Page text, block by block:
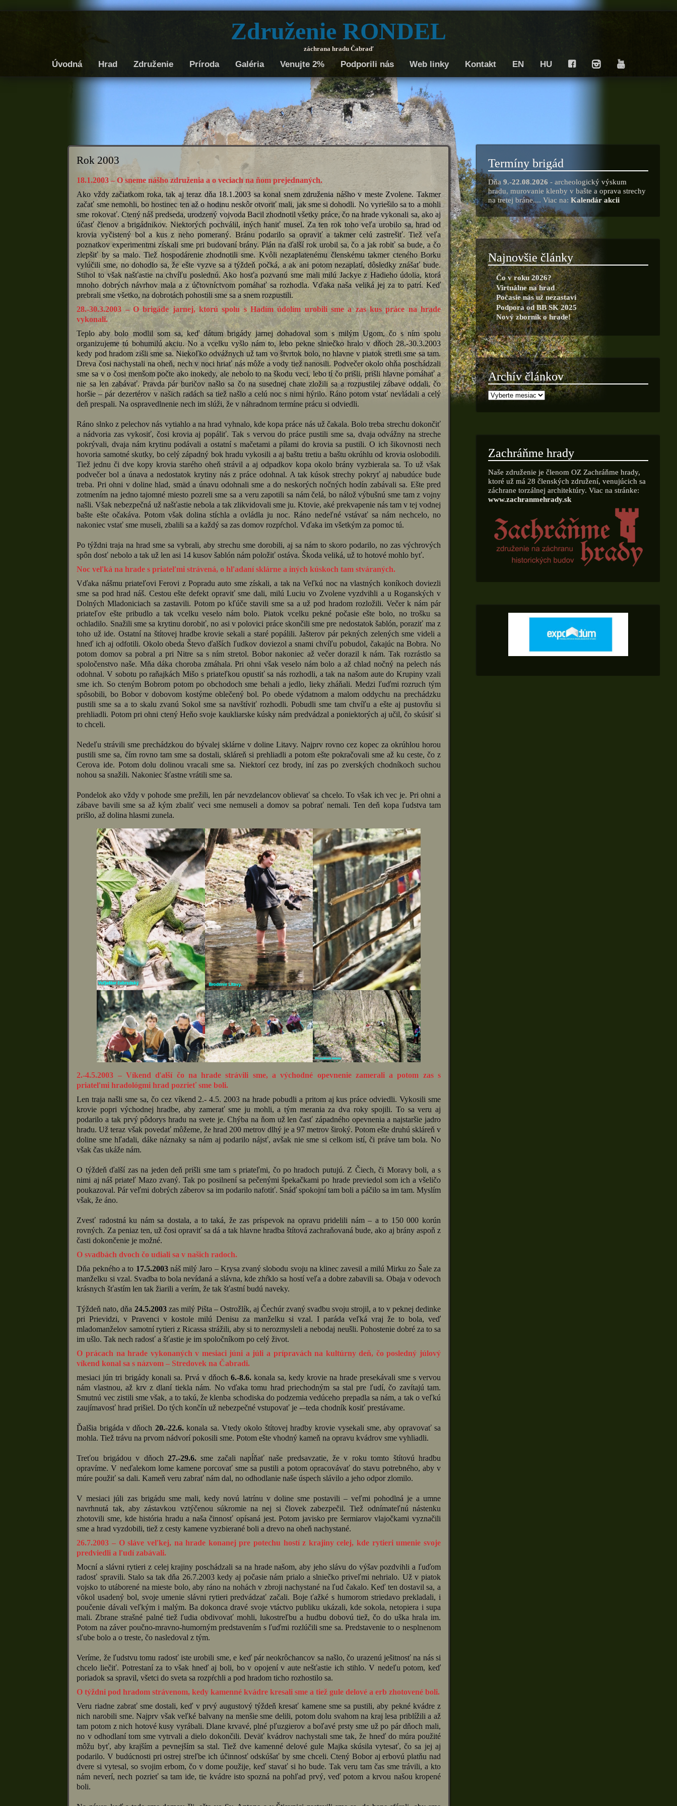
Združenie RONDEL
záchrana hradu Čabraď
Úvodná Hrad Združenie Príroda Galéria Venujte 2% Podporili nás Web linky Kontakt EN HU F I Y
Rok 2003
18.1.2003 – O sneme nášho združenia a o veciach na ňom prejednaných.
Ako vždy začiatkom roka, tak aj teraz dňa 18.1.2003 sa konal snem združenia nášho v meste Zvolene. Takmer
začať sme nemohli, bo hostinec ten až o hodinu neskôr otvoriť mali, jak sme si dohodli. No vyriešilo sa to a mohli
sme rokovať. Ctený náš predseda, urodzený vojvoda Bacil zhodnotil všetky práce, čo na hrade vykonali sa, ako aj
účasť členov a brigádnikov. Niektorých pochválil, iných haniť musel. Za ten rok toho veľa urobilo sa, hrad od
krovia vyčistený bol a kus z neho pomeraný. Bránu podarilo sa opraviť a takmer celú zastrešiť. Tiež veľa
poznatkov experimentmi získali sme pri budovaní brány. Plán na ďalší rok urobil sa, čo a jak robiť sa bude, a čo
zlepšiť by sa malo. Tiež hospodárenie zhodnotili sme. Kvôli nezaplatenému členskému takmer cteného Borku
vylúčili sme, no dohodlo sa, že ešte vyzve sa a týždeň počká, a ak ani potom nezaplatí, dôsledky znášať bude.
Stihol to však našťastie na chvíľu poslednú. Ako hosťa pozvanú sme mali milú Jackye z Hadieho údolia, ktorá
mnoho dobrých návrhov mala a z účtovníctvom pomáhať sa rozhodla. Vďaka naša veliká jej za to patrí. Keď
prebrali sme všetko, na dobrotách pohostili sme sa a snem rozpustili.
28.-30.3.2003 – O brigáde jarnej, ktorú spolu s Hadím údolím urobili sme a zas kus práce na hrade
vykonali.
Teplo aby bolo modlil som sa, keď dátum brigády jarnej dohadoval som s milým Ugom, čo s ním spolu
organizujeme tú bohumilú akciu. No a vcelku vyšlo nám to, lebo pekne slniečko hralo v dňoch 28.-30.3.2003
kedy pod hradom zišli sme sa. Niekoľko odvážnych už tam vo štvrtok bolo, no hlavne v piatok stretli sme sa tam.
Dreva čosi nachystali na oheň, nech v noci hriať nás môže a vody tiež nanosili. Podvečer okolo ohňa poschádzali
sme sa v o čosi menšom počte ako inokedy, ale nebolo to na škodu veci, lebo tí čo prišli, prišli hlavne pomáhať a
nie sa len zabávať. Pravda pár buričov našlo sa čo na susednej chate zložili sa a rozpustilej zábave oddali, čo
horšie – pár dezertérov v našich radách sa tiež našlo a celú noc s nimi hýrilo. Ráno potom vstať nevládali a celý
deň prespali. Na ospravedlnenie nech im slúži, že v náhradnom termíne prácu si odviedli.
Ráno slnko z pelechov nás vytiahlo a na hrad vyhnalo, kde kopa práce nás už čakala. Bolo treba strechu dokončiť
a nádvoria zas vykosiť, čosi krovia aj popáliť. Tak s vervou do práce pustili sme sa, dvaja odvážny na streche
pokrývali, dvaja nám krytinu podávali a ostatní s mačetami a pílami do krovia sa pustili. O ich šikovnosti nech
hovoria samotné skutky, bo celý západný bok hradu vykosili a aj baštu tretiu a baštu okrúhlu od krovia oslobodili.
Tiež jednu či dve kopy krovia starého oheň strávil a aj odpadkov kopa okolo brány vyzbierala sa. To už však
podvečer bol a únava a nedostatok krytiny nás z práce odohnal. A tak kúsok strechy pokryť aj nabudúce bude
treba. Pri ohni v doline hlad, smäd a únavu odohnali sme a do neskorých nočných hodín zabávali sa. Ešte pred
zotmením na jedno tajomné miesto pozreli sme sa a veru zapotili sa nám čelá, bo nálož výbušnú sme tam z vojny
našli. Však nebezpečná už našťastie nebola a tak zlikvidovali sme ju. Ktovie, aké prekvapenie nás tam v tej vodnej
bašte ešte očakáva. Potom však dolina stíchla a ovládla ju noc. Ráno nedeľné vstávať sa nám nechcelo, no
nakoniec vstať sme museli, zbalili sa a každý sa zas domov rozpŕchol. Vďaka im všetkým za pomoc tú.
Po týždni traja na hrad sme sa vybrali, aby strechu sme dorobili, aj sa nám to skoro podarilo, no zas výchrových
spôn dosť nebolo a tak už len asi 14 kusov šablón nám položiť ostáva. Škoda veliká, už to hotové mohlo byť.
Noc veľká na hrade s priateľmi strávená, o hľadaní sklárne a iných kúskoch tam stváraných.
Vďaka nášmu priateľovi Ferovi z Popradu auto sme získali, a tak na Veľkú noc na vlastných koníkoch doviezli
sme sa pod hrad náš. Cestou ešte defekt opraviť sme dali, milú Luciu vo Zvolene vyzdvihli a u Roganských v
Dolných Mladoniciach sa zastavili. Potom po kľúče stavili sme sa a už pod hradom rozložili. Večer k nám pár
priateľov ešte pribudlo a tak vcelku veselo nám bolo. Piatok vcelku pekné počasie ešte bolo, no trošku sa
ochladilo. Snažili sme sa krytinu dorobiť, no asi v polovici práce skončili sme pre nedostatok šablón, poraziť ma z
toho už ide. Ostatní na štítovej hradbe krovie sekali a staré popálili. Jašterov pár pekných zelených sme videli a
hneď ich aj odfotili. Okolo obeda Števo ďalších ľudkov doviezol a snami chvíľu pobudol, čakajúc na Bobra. No
potom domov sa pobral a pri Nitre sa s ním stretol. Bobor nakoniec až večer dorazil k nám. Tak rozrástlo sa
spoločenstvo naše. Mňa dáka choroba zmáhala. Pri ohni však veselo nám bolo a až chlad nočný na pelech nás
odohnal. V sobotu po raňajkách Mišo s priateľkou opustiť sa nás rozhodli, a tak na našom aute do Krupiny vzali
sme ich. So cteným Bobrom potom po obchodoch sme behali a jedlo, lieky zháňali. Medzi ľuďmi rozruch tým
spôsobili, bo Bobor v dobovom kostýme oblečený bol. Po obede výdatnom a malom oddychu na prechádzku
pustili sme sa a to skalu zvanú Sokol sme sa navštíviť rozhodli. Pobudli sme tam chvíľu a ešte aj pustovňu si
prehliadli. Potom pri ohni ctený Heňo svoje kaukliarske kúsky nám predvádzal a poniektorých aj učil, čo skúsiť si
to chceli.
Nedeľu strávili sme prechádzkou do bývalej sklárne v doline Litavy. Najprv rovno cez kopec za okrúhlou horou
pustili sme sa, čím rovno tam sme sa dostali, skláreň si prehliadli a potom ešte pokračovali sme až ku ceste, čo z
Cerova ide. Potom dolu dolinou vracali sme sa. Niektorí cez brody, iní zas po zverských chodníkoch suchou
nohou sa snažili. Nakoniec šťastne vrátili sme sa.
Pondelok ako vždy v pohode sme prežili, len pár nevzdelancov oblievať sa chcelo. To však ich vec je. Pri ohni a
zábave bavili sme sa až kým zbaliť veci sme nemuseli a domov sa pobrať nemali. Ten deň kopa ľudstva tam
prišlo, až dolina hlasmi zunela.
2.-4.5.2003 – Víkend ďalší čo na hrade strávili sme, a východné opevnenie zamerali a potom zas s
priateľmi hradológmi hrad pozrieť sme boli.
Len traja našli sme sa, čo cez víkend 2.- 4.5. 2003 na hrade pobudli a pritom aj kus práce odviedli. Vykosili sme
krovie popri východnej hradbe, aby zamerať sme ju mohli, a tým merania za dva roky spojili. To sa veru aj
podarilo a tak prvý pôdorys hradu na svete je. Chýba na ňom už len časť západného opevnenia a najstaršie jadro
hradu. Už teraz však povedať môžeme, že hrad 200 metrov dlhý je a 97 metrov široký. Potom ešte druhú skláreň v
doline sme hľadali, dáke náznaky sa nám aj podarilo nájsť, avšak nie sme si celkom istí, či práve tam bola. No
však čas ukáže nám.
O týždeň ďalší zas na jeden deň prišli sme tam s priateľmi, čo po hradoch putujú. Z Čiech, či Moravy boli, a s
nimi aj náš priateľ Mazo zvaný. Tak po posilnení sa pečenými špekačkami po hrade previedol som ich a všeličo
poukazoval. Pár veľmi dobrých záberov sa im podarilo nafotiť. Snáď spokojní tam boli a páčilo sa im tam. Myslím
však, že áno.
Zvesť radostná ku nám sa dostala, a to taká, že zas príspevok na opravu pridelili nám – a to 150 000 korún
rovných. Za peniaz ten, už čosi opraviť sa dá a tak hlavne hradba štítová zachraňovaná bude, ako aj brány aspoň z
časti dokončenie je možné.
O svadbách dvoch čo udiali sa v našich radoch.
Dňa pekného a to 17.5.2003 náš milý Jaro – Krysa zvaný slobodu svoju na klinec zavesil a milú Mirku zo Šale za
manželku si vzal. Svadba to bola nevídaná a slávna, kde zhŕklo sa hostí veľa a dobre zabavili sa. Obaja v odevoch
krásnych šťastím len tak žiarili a verím, že tak šťastní budú naveky.
Týždeň nato, dňa 24.5.2003 zas milý Pišta – Ostrožlík, aj Čechúr zvaný svadbu svoju strojil, a to v peknej dedinke
pri Prievidzi, v Pravenci v kostole milú Denisu za manželku si vzal. I paráda veľká vraj že to bola, veď
mladomanželov samotní rytieri z Ricassa strážili, aby si to nerozmysleli a nebodaj neušli. Pohostenie dobré za to sa
im ušlo. Tak nech radosť a šťastie je im spoločníkom po celý život.
O prácach na hrade vykonaných v mesiaci júni a júli a prípravách na kultúrny deň, čo posledný júlový
víkend konal sa s názvom – Stredovek na Čabradi.
mesiaci jún tri brigády konali sa. Prvá v dňoch 6.-8.6.konala sa, kedy krovie na hrade presekávali sme s vervou
nám vlastnou, až krv z dlaní tiekla nám. No vďaka tomu hrad priechodným sa stal pre ľudí, čo zavítajú tam.
Smutnú vec zistili sme však, a to takú, že klenba schodiska do podzemia vedúceho prepadla sa nám, a tak o veľkú
zaujímavosť hrad prišiel. Do tých končín už nebezpečné vstupovať je -–teda chodník kosiť prestávame.
Ďalšia brigáda v dňoch 20.-22.6.konala sa. Vtedy okolo štítovej hradby krovie vysekali sme, aby opravovať sa
mohla. Tiež trávu na prvom nádvorí pokosili sme. Potom ešte vhodný kameň na opravu kvádrov sme vyhliadli.
Treťou brigádou v dňoch 27.-29.6.sme začali napĺňať naše predsavzatie, že v roku tomto štítovú hradbu
opravíme. V neďalekom lome kamene porcovať sme sa pustili a potom opracovávať do stavu potrebného, aby v
múre použiť sa dali. Kameň veru zabrať nám dal, no odhodlanie naše úspech slávilo a jeho odpor zlomilo.
V mesiaci júli zas brigádu sme mali, kedy novú latrínu v doline sme postavili – veľmi pohodlná je a umne
navrhnutá tak, aby zástavkou vztýčenou súkromie na nej si človek zabezpečil. Tiež odnímateľnú nástenku
zhotovili sme, kde história hradu a naša činnosť opísaná jest. Potom javisko pre šermiarov vlajočkami vyznačili
sme a hrad vyzdobili, tiež z cesty kamene vyzbierané boli a drevo na oheň nachystané.
26.7.2003 – O sláve veľkej, na hrade konanej pre potechu hostí z krajiny celej, kde rytieri umenie svoje
predviedli a ľudí zabávali.
Mocní a slávni rytieri z celej krajiny poschádzali sa na hrade našom, aby jeho slávu do výšav pozdvihli a ľuďom
radosť spravili. Stalo sa tak dňa 26.7.2003 kedy aj počasie nám prialo a slniečko priveľmi nehrialo. Už v piatok
vojsko to utáborené na mieste bolo, aby ráno na nohách v zbroji nachystané na ľud čakalo. Keď ten dostavil sa, a
vôkol usadený bol, svoje umenie slávni rytieri predvádzať začali. Boje ťažké s humorom striedavo prekladali, i
poučenie dávali veľkým i malým. Ba dokonca dravé svoje vtáctvo publiku ukázali, kde sokola, netopiera i supa
mali. Zbrane strašné palné tiež ľudia obdivovať mohli, lukostreľbu a hudbu dobovú tiež, čo do uška hrala im.
Potom na záver poučno-mravno-humorným predstavením s ľuďmi rozlúčili sme sa. Predstavenie to o nesplnenom
sľube bolo a o treste, čo nasledoval z tým.
Veríme, že ľudstvu tomu radosť iste urobili sme, e keď pár neokrôchancov sa našlo, čo urazenú ješitnosť na nás si
chcelo liečiť. Potrestaní za to však hneď aj boli, bo v opojení v aute nešťastie ich stihlo. V nedeľu potom, keď
poriadok sa spravil, všetci do sveta sa rozpŕchli a pod hradom ticho rozhostilo sa.
O týždni pod hradom strávenom, kedy kamenné kvádre kresali sme a tiež gule delové a erb zhotovené boli.
Veru riadne zabrať sme dostali, keď v prvý augustový týždeň kresať kamene sme sa pustili, aby pekné kvádre z
nich narobili sme. Najprv však veľké balvany na menšie sme delili, potom dolu svahom na kraj lesa priblížili a až
tam potom z nich hotové kusy vyrábali. Dlane krvavé, plné pľuzgierov a boľavé prsty sme už po pár dňoch mali,
no v odhodlaní tom sme vytrvali a dielo dokončili. Deväť kvádrov nachystali sme tak, že hneď do múra použité
môžu byť, aby krajším a pevnejším sa stal. Tiež dve kamenné delové gule Majka skúsila vytesať, čo sa jej aj
podarilo. V budúcnosti pri ostrej streľbe ich účinnosť odskúšať by sme chceli. Ctený Bobor aj erbovú platňu nad
dvere si vytesal, so svojim erbom, čo v dome použije, keď stavať si ho bude. Tak veru tam čas sme trávili, a kto
nám neverí, nech pozrieť sa tam ide, tie kvádre isto spozná na pohľad prvý, veď potom a krvou našou kropené
boli.
Termíny brigád
Dňa9.-22.08.2026 - archeologický výskum
hradu, murovanie klenby v bašte a oprava strechy
na tretej bráne.... Viac na:Kalendár akcii
Najnovšie články
Čo v roku 2026?
Virtuálne na hrad
Počasie nás už nezastaví
Podpora od BB SK 2025
Nový zborník o hrade!
Archív článkov
Zachráňme hrady
Naše združenie je členom OZ Zachráňme hrady,
ktoré už má 28 členských združení, venujúcich sa
záchrane torzálnej architektúry. Viac na stránke:
www.zachranmehrady.sk